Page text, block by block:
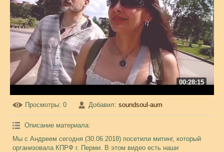
00:28:15
Просмотры: 0 Добавил: soundsoul-aum
Описание материала:
Мы с Андреем сегодня (30.06.2018) посетили митинг, который
организовала КПРФ г. Перми. В этом видео есть наши